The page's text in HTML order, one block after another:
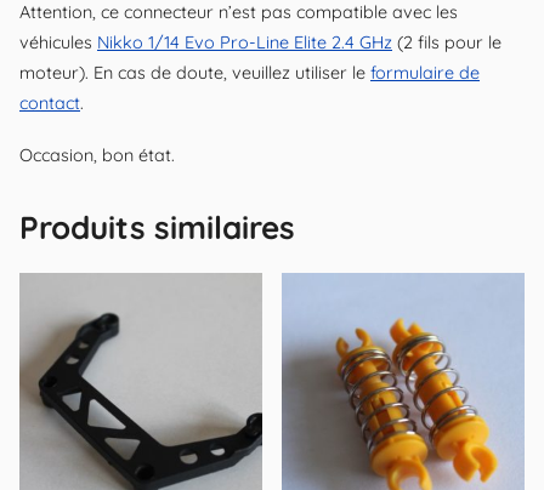
Attention, ce connecteur n’est pas compatible avec les
véhicules Nikko 1/14 Evo Pro-Line Elite 2.4 GHz (2 fils pour le
moteur). En cas de doute, veuillez utiliser le formulaire de
contact.
Occasion, bon état.
Produits similaires